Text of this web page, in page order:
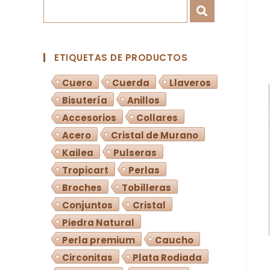
ETIQUETAS DE PRODUCTOS
Cuero
Cuerda
Llaveros
Bisutería
Anillos
Accesorios
Collares
Acero
Cristal de Murano
Kailea
Pulseras
Tropicart
Perlas
Broches
Tobilleras
Conjuntos
Cristal
Piedra Natural
Perla premium
Caucho
Circonitas
Plata Rodiada